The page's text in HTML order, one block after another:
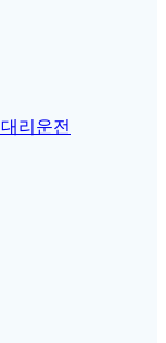
리운전